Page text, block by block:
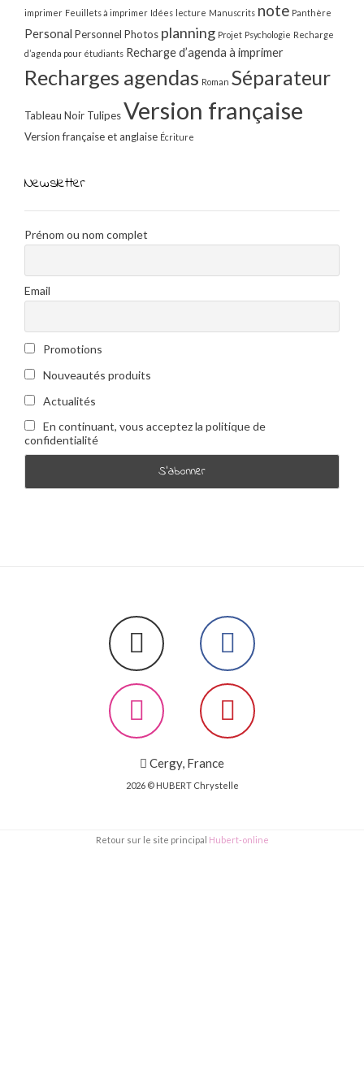
imprimer Feuillets à imprimer Idées lecture Manuscrits note Panthère
Personal Personnel Photos planning Projet Psychologie Recharge
d’agenda pour étudiants Recharge d’agenda à imprimer
Recharges agendas Roman Séparateur
Tableau Noir TulipesVersion française
Version française et anglaise Écriture
Newsletter
Prénom ou nom complet
Email
Promotions
Nouveautés produits
Actualités
En continuant, vous acceptez la politique de
confidentialité
Cergy, France
2026 © HUBERT Chrystelle
Retour sur le site principal Hubert-online